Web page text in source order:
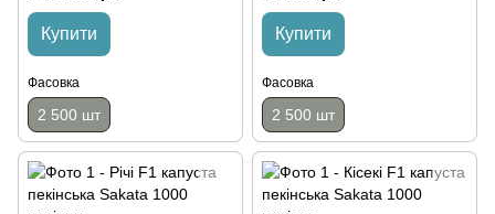
Купити
Фасовка
2 500 шт
Купити
Фасовка
2 500 шт